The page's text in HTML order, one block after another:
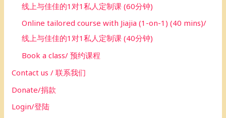
线上与佳佳的1对1私人定制课 (60分钟)
Online tailored course with Jiajia (1-on-1) (40 mins)/
线上与佳佳的1对1私人定制课 (40分钟)
Book a class/ 预约课程
Contact us / 联系我们
Donate/捐款
Login/登陆